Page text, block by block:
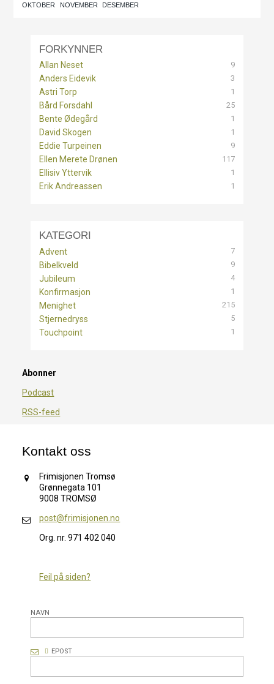
OKTOBER
NOVEMBER DESEMBER
FORKYNNER
Allan Neset 9
Anders Eidevik 3
Astri Torp 1
Bård Forsdahl 25
Bente Ødegård 1
David Skogen 1
Eddie Turpeinen 9
Ellen Merete Drønen 117
Ellisiv Yttervik 1
Erik Andreassen 1
KATEGORI
Advent 7
Bibelkveld 9
Jubileum 4
Konfirmasjon 1
Menighet 215
Stjernedryss 5
Touchpoint 1
Abonner
Podcast
RSS-feed
Kontakt oss
Frimisjonen Tromsø
Grønnegata 101
9008 TROMSØ
post@frimisjonen.no
Org. nr. 971 402 040
Feil på siden?
NAVN
EPOST